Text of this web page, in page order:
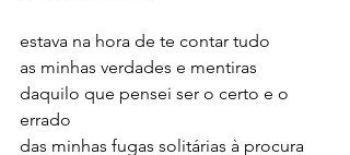
estava na hora de te contar tudo
as minhas verdades e mentiras
daquilo que pensei ser o certo e o
errado
das minhas fugas solitárias à procura